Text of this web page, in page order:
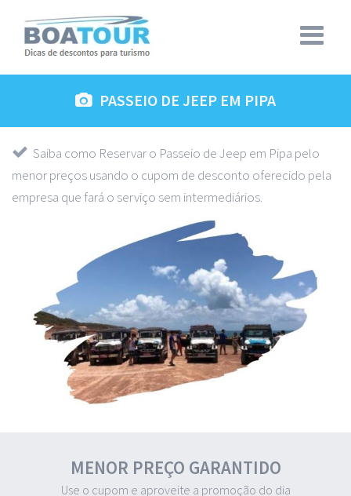
PASSEIO DE JEEP EM PIPA
Saiba como Reservar o Passeio de Jeep em Pipa pelo
menor preços usando o cupom de desconto oferecido pela
empresa que fará o serviço sem intermediários.
MENOR PREÇO GARANTIDO
Use o cupom e aproveite a promoção do dia